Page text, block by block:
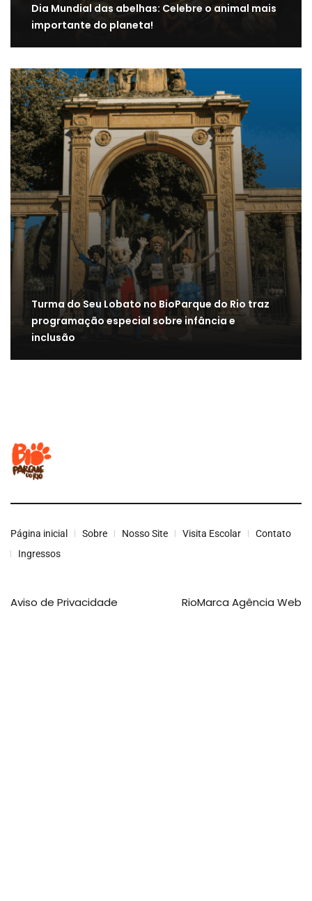
Dia Mundial das abelhas: Celebre o animal mais
importante do planeta!
Turma do Seu Lobato no BioParque do Rio traz
programação especial sobre infância e
inclusão
Página inicial Sobre Nosso Site Visita Escolar
Contato
Ingressos
Aviso de Privacidade RioMarca Agência Web